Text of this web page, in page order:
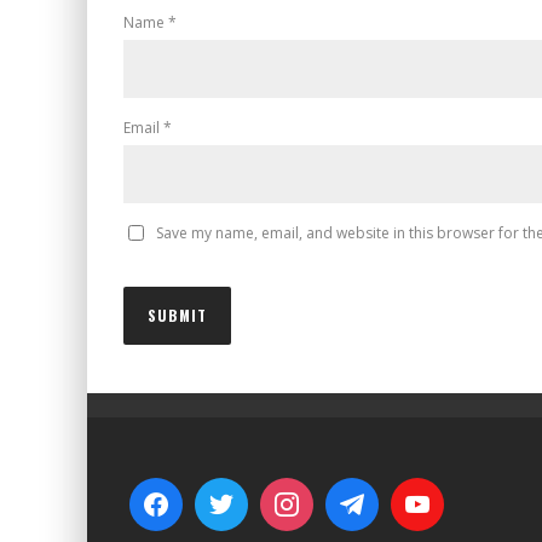
Name *
Email *
Save my name, email, and website in this browser for